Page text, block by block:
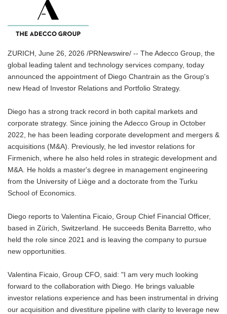
ZURICH, June 26, 2026 /PRNewswire/ -- The Adecco Group, the
global leading talent and technology services company, today
announced the appointment of Diego Chantrain as the Group's
new Head of Investor Relations and Portfolio Strategy.
Diego has a strong track record in both capital markets and
corporate strategy. Since joining the Adecco Group in October
2022, he has been leading corporate development and mergers &
acquisitions (M&A). Previously, he led investor relations for
Firmenich, where he also held roles in strategic development and
M&A. He holds a master's degree in management engineering
from the University of Liège and a doctorate from the Turku
School of Economics.
Diego reports to Valentina Ficaio, Group Chief Financial Officer,
based in Zürich, Switzerland. He succeeds Benita Barretto, who
held the role since 2021 and is leaving the company to pursue
new opportunities.
Valentina Ficaio, Group CFO, said: "I am very much looking
forward to the collaboration with Diego. He brings valuable
investor relations experience and has been instrumental in driving
our acquisition and divestiture pipeline with clarity to leverage new